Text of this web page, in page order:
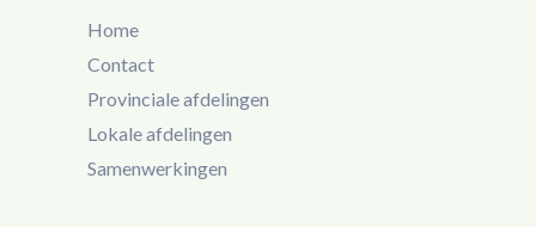
Home
Contact
Provinciale afdelingen
Lokale afdelingen
Samenwerkingen